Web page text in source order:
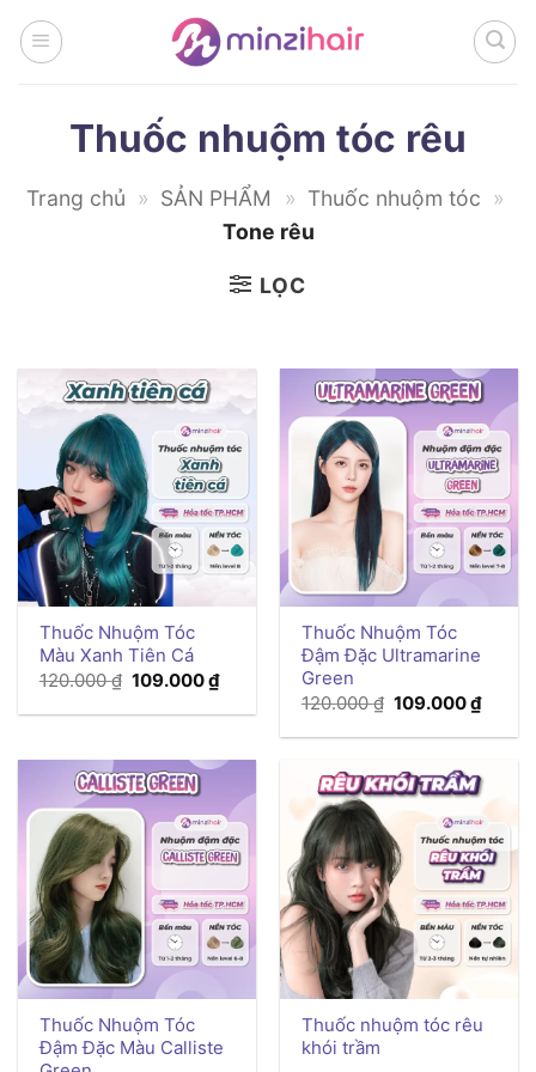
qua
Thuốc nhuộm tóc rêu
Trang chủ » SẢN PHẨM » Thuốc nhuộm tóc »
Tone rêu
LỌC
Thuốc Nhuộm Tóc
Màu Xanh Tiên Cá
120.000₫ Giá
là:
109.000₫Giá
tại
Thuốc Nhuộm Tóc
Đậm Đặc Ultramarine
Green
120.000₫ Giá
là:
109.000₫Giá
tại
Thuốc Nhuộm Tóc
Đậm Đặc Màu Calliste
Thuốc nhuộm tóc rêu
khói trầm